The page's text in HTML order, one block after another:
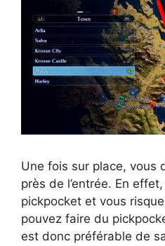
Une fois sur place, vous
près de l’entrée. En
pickpocket et vous
pouvez faire du
est donc préférable de